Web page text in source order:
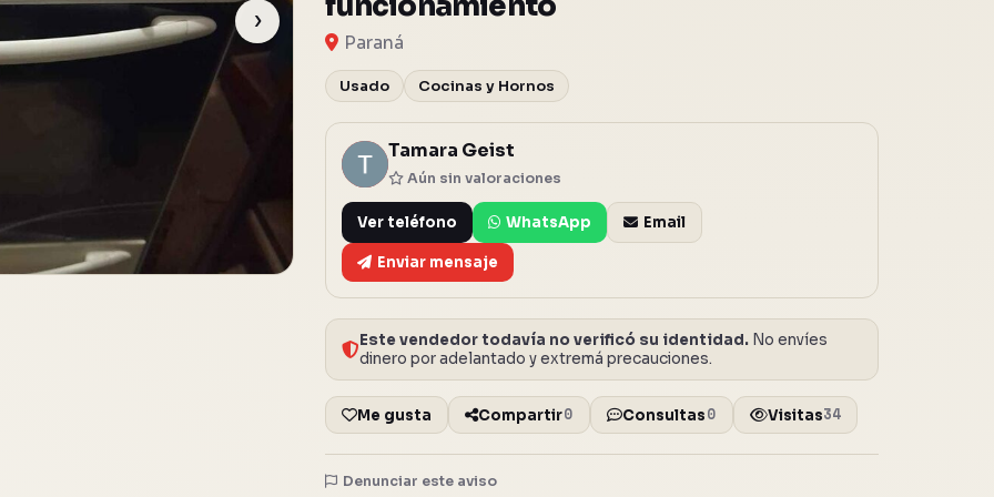
›
Paraná
Usado Cocinas y Hornos
T
Tamara Geist
Aún sin valoraciones
Ver teléfono WhatsApp Email
Enviar mensaje
Este vendedor todavía no verificó su identidad. No envíes
dinero por adelantado y extremá precauciones.
Me gusta Compartir0 Consultas0 Visitas34
Denunciar este aviso